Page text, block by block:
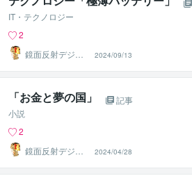
IT・テクノロジー
2
鏡面反射デジタ
ルアート製作所
（鈴木穣）
2024/09/13
「お金と夢の国」
記事
小説
2
鏡面反射デジタ
ルアート製作所
（鈴木穣）
2024/04/28